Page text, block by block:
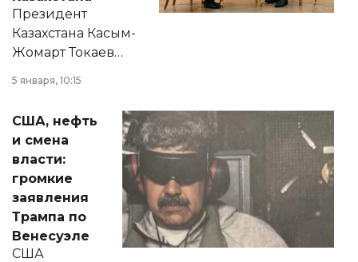
Президент
Казахстана Касым-
Жомарт Токаев
сразу несколько
актуальных тем —
от слухов о
политических
реформах до
вопросов армии,
экономики и
личного здоровья.
5 января, 10:15
США, нефть
и смена
власти:
громкие
заявления
Трампа по
Венесуэле
США